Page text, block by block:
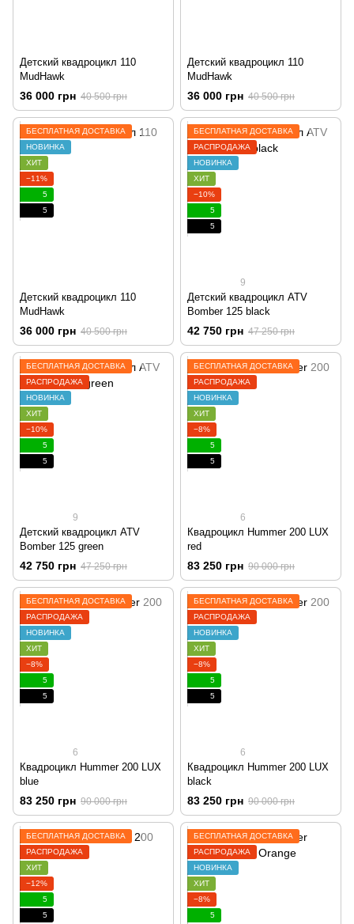
Детский квадроцикл 110
MudHawk
36 000 грн 40 500 грн
Детский квадроцикл 110
MudHawk
36 000 грн 40 500 грн
БЕСПЛАТНАЯ ДОСТАВКА
НОВИНКА
ХИТ
−11%
5
5
Детский квадроцикл 110
MudHawk
36 000 грн 40 500 грн
БЕСПЛАТНАЯ ДОСТАВКА
РАСПРОДАЖА
НОВИНКА
ХИТ
−10%
5
5
9
Детский квадроцикл ATV
Bomber 125 black
42 750 грн 47 250 грн
БЕСПЛАТНАЯ ДОСТАВКА
РАСПРОДАЖА
НОВИНКА
ХИТ
−10%
5
5
9
Детский квадроцикл ATV
Bomber 125 green
42 750 грн 47 250 грн
БЕСПЛАТНАЯ ДОСТАВКА
РАСПРОДАЖА
НОВИНКА
ХИТ
−8%
5
5
6
Квадроцикл Hummer 200 LUX
red
83 250 грн 90 000 грн
БЕСПЛАТНАЯ ДОСТАВКА
РАСПРОДАЖА
НОВИНКА
ХИТ
−8%
5
5
6
Квадроцикл Hummer 200 LUX
blue
83 250 грн 90 000 грн
БЕСПЛАТНАЯ ДОСТАВКА
РАСПРОДАЖА
НОВИНКА
ХИТ
−8%
5
5
6
Квадроцикл Hummer 200 LUX
black
83 250 грн 90 000 грн
БЕСПЛАТНАЯ ДОСТАВКА
РАСПРОДАЖА
ХИТ
−12%
5
5
БЕСПЛАТНАЯ ДОСТАВКА
РАСПРОДАЖА
НОВИНКА
ХИТ
−8%
5